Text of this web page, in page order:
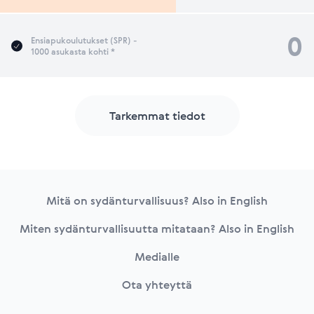
Ensiapukoulutukset (SPR) -
1000 asukasta kohti *
0
Tarkemmat tiedot
Mitä on sydänturvallisuus? Also in English
Miten sydänturvallisuutta mitataan? Also in English
Medialle
Ota yhteyttä